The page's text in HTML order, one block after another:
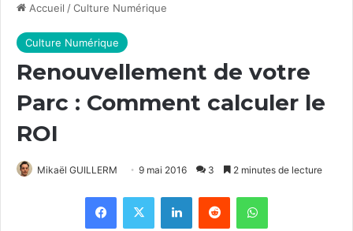
Accueil /Culture Numérique
Culture Numérique
Renouvellement de votre
Parc : Comment calculer le
ROI
Mikaël GUILLERM 9 mai 2016 3 2 minutes de lecture